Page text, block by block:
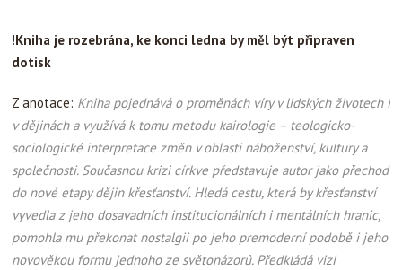
!Kniha je rozebrána, ke konci ledna by měl být připraven
dotisk
Z anotace: Kniha pojednává o proměnách víry v lidských životech i
v dějinách a využívá k tomu metodu kairologie – teologicko-
sociologické interpretace změn v oblasti náboženství, kultury a
společnosti. Současnou krizi církve představuje autor jako přechod
do nové etapy dějin křesťanství. Hledá cestu, která by křesťanství
vyvedla z jeho dosavadních institucionálních i mentálních hranic,
pomohla mu překonat nostalgii po jeho premoderní podobě i jeho
novověkou formu jednoho ze světonázorů. Předkládá vizi